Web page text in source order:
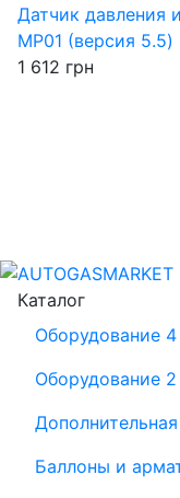
Датчик давления
MP01 (версия 5.5)
1 612 грн
Каталог
Оборудование
Оборудование
Баллоны и